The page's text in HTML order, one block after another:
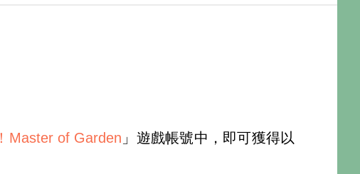
Master of Garden 」遊戲帳號中，即可獲得以